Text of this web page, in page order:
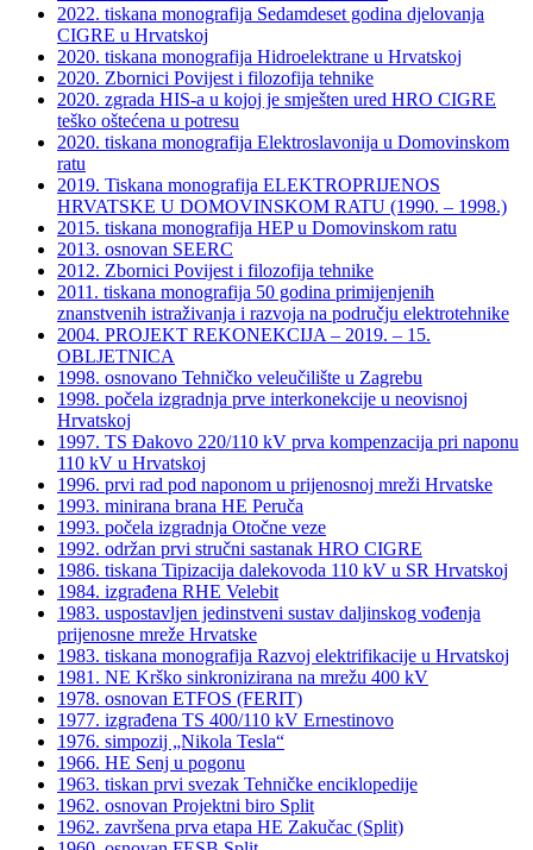
2022. tiskana monografija Sedamdeset godina djelovanja
CIGRE u Hrvatskoj
2020. tiskana monografija Hidroelektrane u Hrvatskoj
2020. Zbornici Povijest i filozofija tehnike
2020. zgrada HIS-a u kojoj je smješten ured HRO CIGRE
teško oštećena u potresu
2020. tiskana monografija Elektroslavonija u Domovinskom
ratu
2019. Tiskana monografija ELEKTROPRIJENOS
HRVATSKE U DOMOVINSKOM RATU (1990. – 1998.)
2015. tiskana monografija HEP u Domovinskom ratu
2013. osnovan SEERC
2012. Zbornici Povijest i filozofija tehnike
2011. tiskana monografija 50 godina primijenjenih
znanstvenih istraživanja i razvoja na području elektrotehnike
2004. PROJEKT REKONEKCIJA – 2019. – 15.
OBLJETNICA
1998. osnovano Tehničko veleučilište u Zagrebu
1998. počela izgradnja prve interkonekcije u neovisnoj
Hrvatskoj
1997. TS Đakovo 220/110 kV prva kompenzacija pri naponu
110 kV u Hrvatskoj
1996. prvi rad pod naponom u prijenosnoj mreži Hrvatske
1993. minirana brana HE Peruča
1993. počela izgradnja Otočne veze
1992. održan prvi stručni sastanak HRO CIGRE
1986. tiskana Tipizacija dalekovoda 110 kV u SR Hrvatskoj
1984. izgrađena RHE Velebit
1983. uspostavljen jedinstveni sustav daljinskog vođenja
prijenosne mreže Hrvatske
1983. tiskana monografija Razvoj elektrifikacije u Hrvatskoj
1981. NE Krško sinkronizirana na mrežu 400 kV
1978. osnovan ETFOS (FERIT)
1977. izgrađena TS 400/110 kV Ernestinovo
1976. simpozij „Nikola Tesla“
1966. HE Senj u pogonu
1963. tiskan prvi svezak Tehničke enciklopedije
1962. osnovan Projektni biro Split
1962. završena prva etapa HE Zakučac (Split)